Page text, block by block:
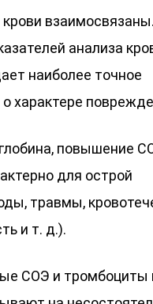
крови взаимосвязаны.
анализа
наиболее точное
характере
повышение
для острой
травмы,
и т. д.).
СОЭ и тромбоциты